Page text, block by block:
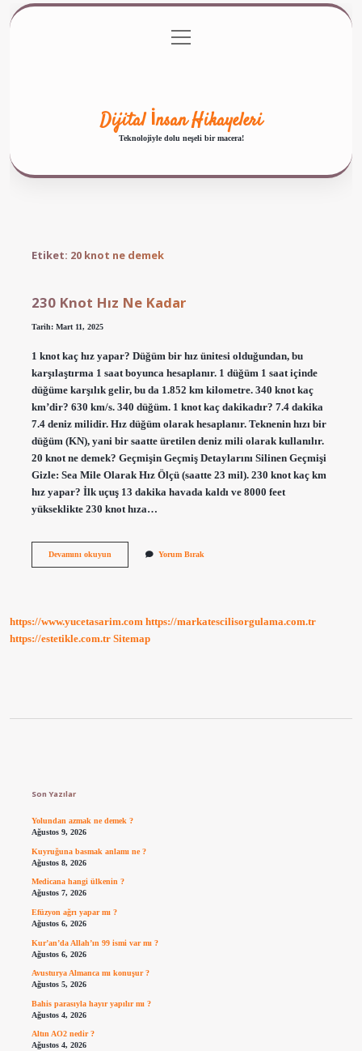
Gizlilik Politikası
menüyü
aç
Dijital İnsan Hikayeleri
Teknolojiyle dolu neşeli bir macera!
Etiket: 20 knot ne demek
230 Knot Hız Ne Kadar
Tarih: Mart 11, 2025
1 knot kaç hız yapar? Düğüm bir hız ünitesi olduğundan, bu
karşılaştırma 1 saat boyunca hesaplanır. 1 düğüm 1 saat içinde
düğüme karşılık gelir, bu da 1.852 km kilometre. 340 knot kaç
km’dir? 630 km/s. 340 düğüm. 1 knot kaç dakikadır? 7.4 dakika
7.4 deniz milidir. Hız düğüm olarak hesaplanır. Teknenin hızı bir
düğüm (KN), yani bir saatte üretilen deniz mili olarak kullanılır.
20 knot ne demek? Geçmişin Geçmiş Detaylarını Silinen Geçmişi
Gizle: Sea Mile Olarak Hız Ölçü (saatte 23 mil). 230 knot kaç km
hız yapar? İlk uçuş 13 dakika havada kaldı ve 8000 feet
yükseklikte 230 knot hıza…
Devamını okuyun230
Yorum Bırak
https://www.yucetasarim.com https://markatescilisorgulama.com.tr
https://estetikle.com.tr Sitemap
Son Yazılar
Yolundan azmak ne demek ?
Ağustos 9, 2026
Kuyruğuna basmak anlamı ne ?
Ağustos 8, 2026
Medicana hangi ülkenin ?
Ağustos 7, 2026
Efüzyon ağrı yapar mı ?
Ağustos 6, 2026
Kur’an’da Allah’ın 99 ismi var mı ?
Ağustos 6, 2026
Avusturya Almanca mı konuşur ?
Ağustos 5, 2026
Bahis parasıyla hayır yapılır mı ?
Ağustos 4, 2026
Altın AO2 nedir ?
Ağustos 4, 2026